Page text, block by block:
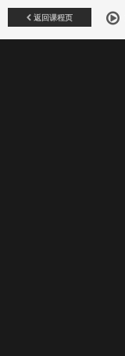
返回课程页